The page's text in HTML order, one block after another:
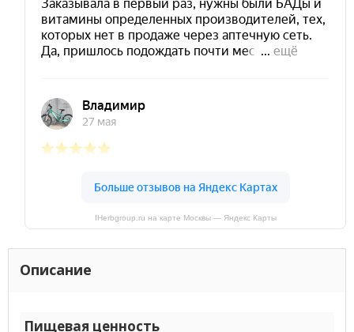
IHerbgroup.ru на карте Москвы — Яндекс Карты
Описание
Пищевая ценность